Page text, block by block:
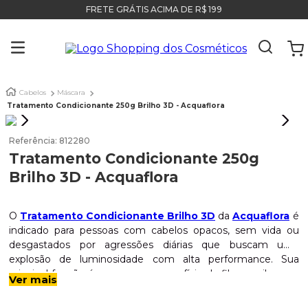
FRETE GRÁTIS ACIMA DE R$ 199
Cabelos
Máscara
Tratamento Condicionante 250g Brilho 3D - Acquaflora
Referência: 812280
Tratamento Condicionante 250g
Brilho 3D - Acquaflora
O Tratamento Condicionante Brilho 3D da Acquaflora é
indicado para pessoas com cabelos opacos, sem vida ou
desgastados por agressões diárias que buscam uma
explosão de luminosidade com alta performance. Sua
principal função é regenerar a superfície da fibra capilar para
que ela reflita a luz de forma multidimensional, sendo ideal
Indicação
Ver mais